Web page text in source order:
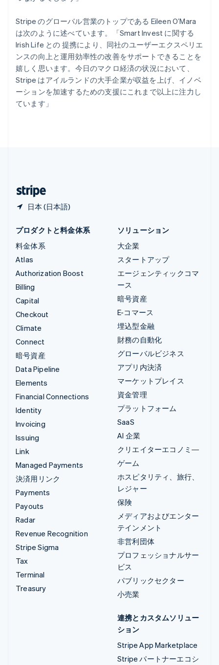
Stripe のグローバル営業のトップである Eileen O’Mara
は次のように述べています。「Smart Invest に関する
Irish Life との 提携により、同社のユーザーエクスペリエ
ンスの向上と運用効率性の改善をサポートできることを
嬉しく思います。今日のマクロ経済の状況において、
Stripe はアイルランドの大手企業が収益を上げ、イノベ
ーションを加速するための支援にこれまで以上に注力し
ています」
日本 (日本語)
メキシコ
Español English
ラトビア
English
リトアニア
English
リヒテンシュタイン
Deutsch English
ルーマニア
English
プロダクトと料金体系
料金体系
Atlas
Authorization Boost
Billing
Capital
Checkout
Climate
Connect
暗号資産
Data Pipeline
Elements
Financial Connections
Identity
Invoicing
Issuing
Link
Managed Payments
決済用リンク
Payments
Payouts
Radar
Revenue Recognition
Stripe Sigma
Tax
Terminal
Treasury
ソリューション
大企業
スタートアップ
エージェンティックコマ
ース
暗号資産
E-コマース
埋込型金融
財務の自動化
グローバルビジネス
アプリ内決済
マーケットプレイス
資金管理
プラットフォーム
SaaS
AI 企業
クリエイターエコノミ―
ゲーム
ホスピタリティ、旅行、
レジャー
保険
メディアおよびエンター
テインメント
非営利団体
プロフェッショナルサー
ビス
パブリックセクター
小売業
連携とカスタムソリュー
ション
Stripe App Marketplace
Stripe パートナーエコシ